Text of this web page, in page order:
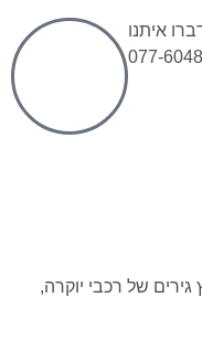
איתנו
077-
של רכבי יוקרה,